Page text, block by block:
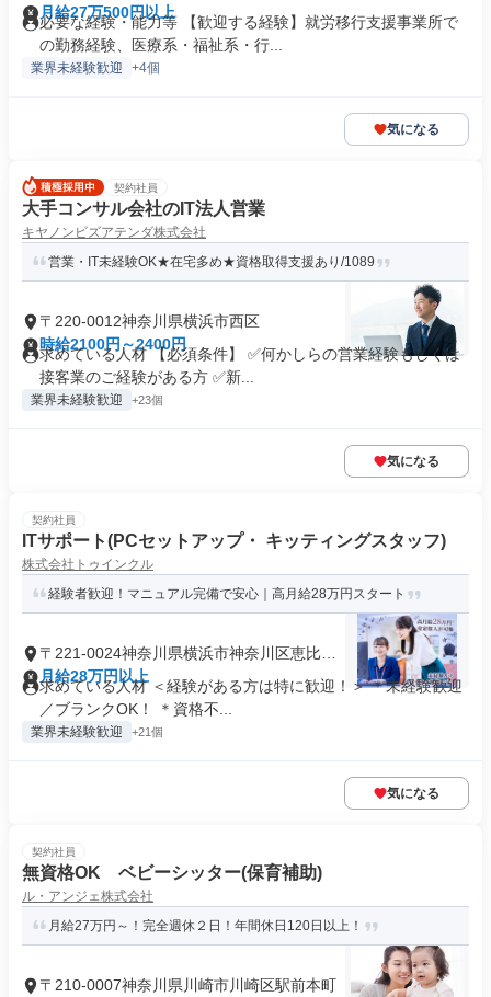
月給27万500円以上
必要な経験・能力等 【歓迎する経験】就労移行支援事業所で
の勤務経験、医療系・福祉系・行...
業界未経験歓迎 +4個
気になる
契約社員
大手コンサル会社のIT法人営業
キヤノンビズアテンダ株式会社
営業・IT未経験OK★在宅多め★資格取得支援あり/1089
〒220-0012神奈川県横浜市西区
時給2100円～2400円
求めている人材 【必須条件】 ✅何かしらの営業経験もしくは
接客業のご経験がある方 ✅新...
業界未経験歓迎 +23個
気になる
契約社員
ITサポート(PCセットアップ・ キッティングスタッフ)
株式会社トゥインクル
経験者歓迎！マニュアル完備で安心｜高月給28万円スタート
〒221-0024神奈川県横浜市神奈川区恵比須
町
月給28万円以上
求めている人材 ＜経験がある方は特に歓迎！＞ ＊未経験歓迎
／ブランクOK！ ＊資格不...
業界未経験歓迎 +21個
気になる
契約社員
無資格OK ベビーシッター(保育補助)
ル・アンジェ株式会社
月給27万円～！完全週休２日！年間休日120日以上！
〒210-0007神奈川県川崎市川崎区駅前本町